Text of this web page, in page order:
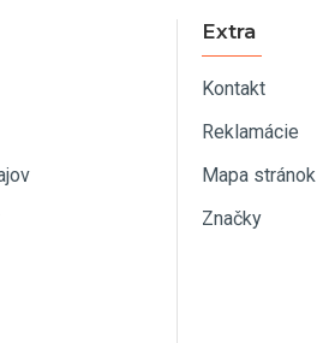
Extra
Kontakt
Reklamácie
Mapa stránok
Značky